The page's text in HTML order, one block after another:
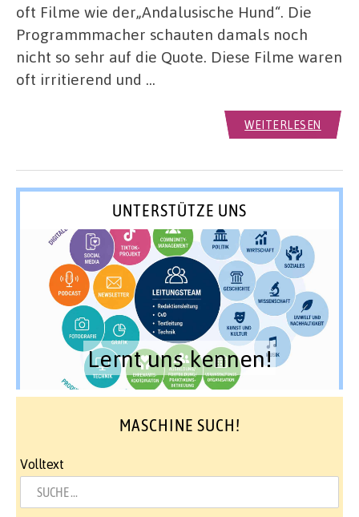
oft Filme wie der„Andalusische Hund“. Die
Programmmacher schauten damals noch
nicht so sehr auf die Quote. Diese Filme waren
oft irritierend und …
WEITERLESEN
UNTERSTÜTZE UNS
Lernt uns kennen!
MASCHINE SUCH!
Volltext